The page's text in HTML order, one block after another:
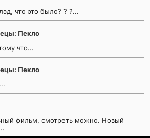
что это было? ? ?...
Пекло
что...
Пекло
фильм, смотреть можно. Новый